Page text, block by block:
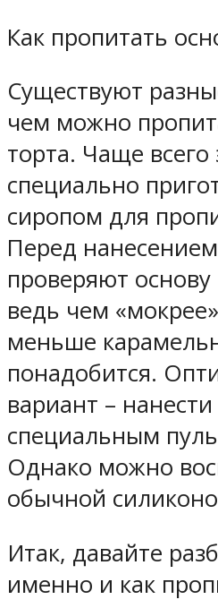
Как пропитать
Существуют
чем можно
торта. Чаще
специально
сиропом для
Перед
проверяют основу
ведь чем
меньше
понадобится.
вариант –
специальным
Однако можно
обычной
Итак, давайте
именно и как